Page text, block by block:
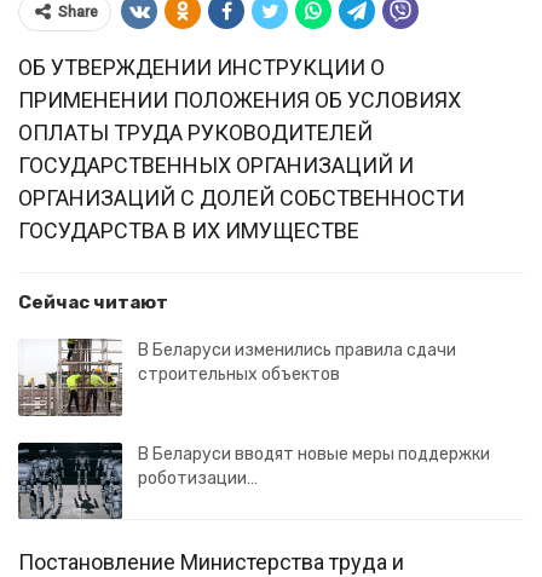
Share
ОБ УТВЕРЖДЕНИИ ИНСТРУКЦИИ О
ПРИМЕНЕНИИ ПОЛОЖЕНИЯ ОБ УСЛОВИЯХ
ОПЛАТЫ ТРУДА РУКОВОДИТЕЛЕЙ
ГОСУДАРСТВЕННЫХ ОРГАНИЗАЦИЙ И
ОРГАНИЗАЦИЙ С ДОЛЕЙ СОБСТВЕННОСТИ
ГОСУДАРСТВА В ИХ ИМУЩЕСТВЕ
Сейчас читают
В Беларуси изменились правила сдачи
строительных объектов
В Беларуси вводят новые меры поддержки
роботизации…
Постановление Министерства труда и